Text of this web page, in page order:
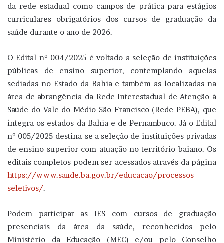
da rede estadual como campos de prática para estágios
curriculares obrigatórios dos cursos de graduação da
saúde durante o ano de 2026.
O Edital nº 004/2025 é voltado a seleção de instituições
públicas de ensino superior, contemplando aquelas
sediadas no Estado da Bahia e também as localizadas na
área de abrangência da Rede Interestadual de Atenção à
Saúde do Vale do Médio São Francisco (Rede PEBA), que
integra os estados da Bahia e de Pernambuco. Já o Edital
nº 005/2025 destina-se a seleção de instituições privadas
de ensino superior com atuação no território baiano. Os
editais completos podem ser acessados através da página
https://www.saude.ba.gov.br/educacao/processos-
seletivos/.
Podem participar as IES com cursos de graduação
presenciais da área da saúde, reconhecidos pelo
Ministério da Educação (MEC) e/ou pelo Conselho